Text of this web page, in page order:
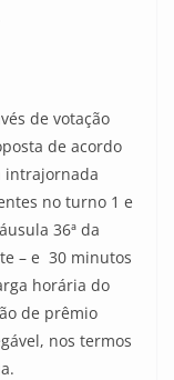
de votação
de acordo
intrajornada
no turno 1 e
36ª da
– e 30 minutos
horária do
de prêmio
nos termos